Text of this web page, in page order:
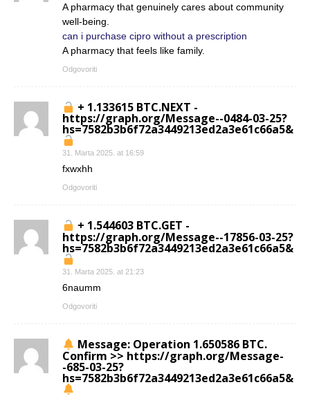
A pharmacy that genuinely cares about community
well-being.
can i purchase cipro without a prescription
A pharmacy that feels like family.
Odgovoriti
+ 1.133615 BTC.NEXT -
https://graph.org/Message--0484-03-25?
hs=7582b3b6f72a3449213ed2a3e61c66a5&
31. Marta 2025. at 16:59
fxwxhh
Odgovoriti
+ 1.544603 BTC.GET -
https://graph.org/Message--17856-03-25?
hs=7582b3b6f72a3449213ed2a3e61c66a5&
31. Marta 2025. at 21:23
6naumm
Odgovoriti
Message: Operation 1.650586 BTC.
Confirm >> https://graph.org/Message-
-685-03-25?
hs=7582b3b6f72a3449213ed2a3e61c66a5&